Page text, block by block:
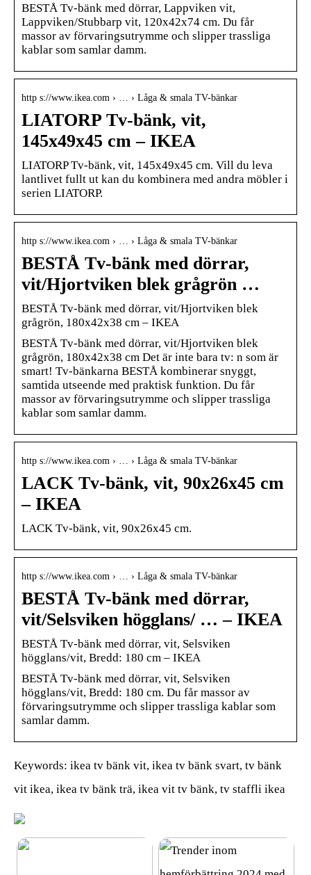
BESTÅ Tv-bänk med dörrar, Lappviken vit,
Lappviken/Stubbarp vit, 120x42x74 cm. Du får
massor av förvaringsutrymme och slipper trassliga
kablar som samlar damm.
http s://www.ikea.com › … › Låga & smala TV-bänkar
LIATORP Tv-bänk, vit,
145x49x45 cm – IKEA
LIATORP Tv-bänk, vit, 145x49x45 cm. Vill du leva
lantlivet fullt ut kan du kombinera med andra möbler i
serien LIATORP.
http s://www.ikea.com › … › Låga & smala TV-bänkar
BESTÅ Tv-bänk med dörrar,
vit/Hjortviken blek grågrön …
BESTÅ Tv-bänk med dörrar, vit/Hjortviken blek
grågrön, 180x42x38 cm – IKEA
BESTÅ Tv-bänk med dörrar, vit/Hjortviken blek
grågrön, 180x42x38 cm Det är inte bara tv: n som är
smart! Tv-bänkarna BESTÅ kombinerar snyggt,
samtida utseende med praktisk funktion. Du får
massor av förvaringsutrymme och slipper trassliga
kablar som samlar damm.
http s://www.ikea.com › … › Låga & smala TV-bänkar
LACK Tv-bänk, vit, 90x26x45 cm
– IKEA
LACK Tv-bänk, vit, 90x26x45 cm.
http s://www.ikea.com › … › Låga & smala TV-bänkar
BESTÅ Tv-bänk med dörrar,
vit/Selsviken högglans/ … – IKEA
BESTÅ Tv-bänk med dörrar, vit, Selsviken
högglans/vit, Bredd: 180 cm – IKEA
BESTÅ Tv-bänk med dörrar, vit, Selsviken
högglans/vit, Bredd: 180 cm. Du får massor av
förvaringsutrymme och slipper trassliga kablar som
samlar damm.
Keywords: ikea tv bänk vit, ikea tv bänk svart, tv bänk
vit ikea, ikea tv bänk trä, ikea vit tv bänk, tv staffli ikea